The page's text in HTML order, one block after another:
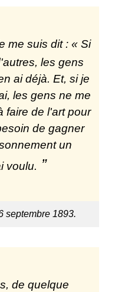
me suis dit : « Si
les gens
ai déjà. Et, si je
les gens ne me
faire de l'art pour
de gagner
un
voulu.
septembre 1893.
de quelque